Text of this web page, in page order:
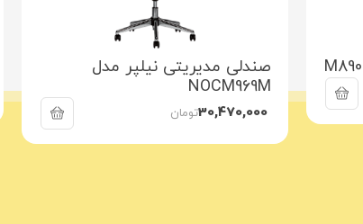
صندلی مدیریتی نیلپر مدل
NOCM969M
30,470,000تومان